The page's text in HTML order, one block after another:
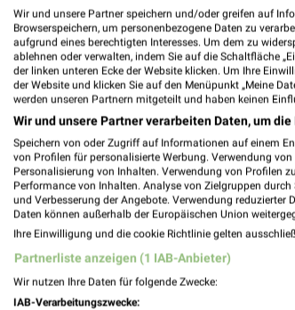
Gärtnerei Petersen
Husumer Straße 43
24837 Schleswig
Heute 09:00 - 18:00
338,94 km
Wir und unsere Partner speichern und/oder greifen auf
Browserspeichern, um personenbezogene Daten zu
aufgrund eines berechtigten Interesses. Um dem zu
ablehnen oder verwalten, indem Sie auf die Schaltfläche
der linken unteren Ecke der Website klicken. Um Ihre
der Website und klicken Sie auf den Menüpunkt „Meine
werden unseren Partnern mitgeteilt und haben keinen
Wir und unsere Partner verarbeiten Daten, um
Speichern von oder Zugriff auf Informationen auf einem
von Profilen für personalisierte Werbung. Verwendung
Personalisierung von Inhalten. Verwendung von Profilen
Performance von Inhalten. Analyse von Zielgruppen
und Verbesserung der Angebote. Verwendung reduzierter
Daten können außerhalb der Europäischen Union
Ihre Einwilligung und die cookie Richtlinie gelten
Partnerliste anzeigen (1 IAB-Anbieter)
Wir nutzen Ihre Daten für folgende Zwecke:
IAB-Verarbeitungszwecke: